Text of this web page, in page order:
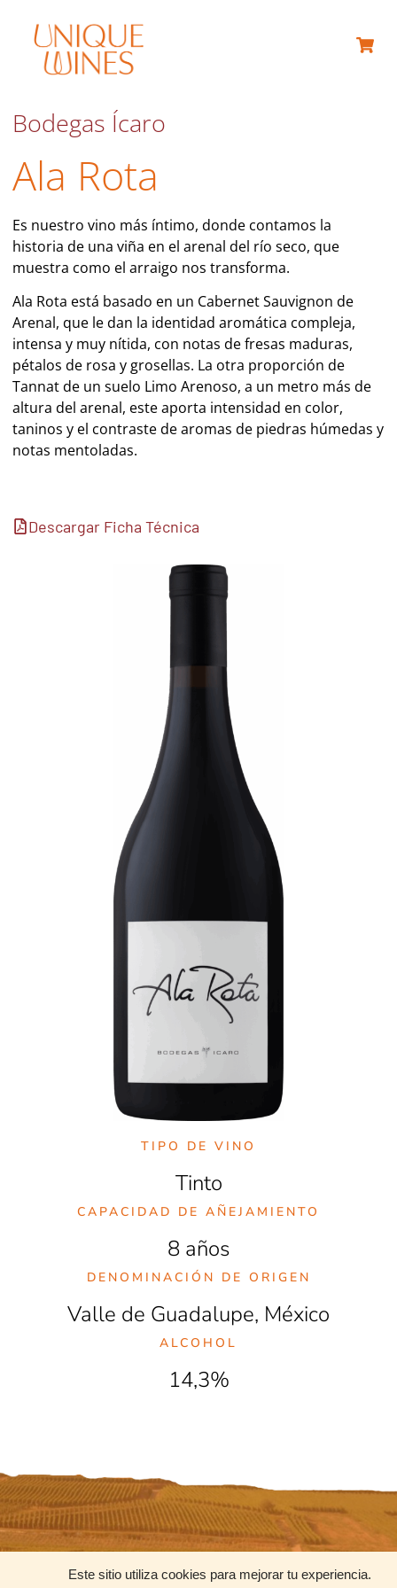
Este sitio utiliza cookies para mejorar tu experiencia.
Bodegas Ícaro
Ala Rota
Es nuestro vino más íntimo, donde contamos la
historia de una viña en el arenal del río seco, que
muestra como el arraigo nos transforma.
Ala Rota está basado en un Cabernet Sauvignon de
Arenal, que le dan la identidad aromática compleja,
intensa y muy nítida, con notas de fresas maduras,
pétalos de rosa y grosellas. La otra proporción de
Tannat de un suelo Limo Arenoso, a un metro más de
altura del arenal, este aporta intensidad en color,
taninos y el contraste de aromas de piedras húmedas y
notas mentoladas.
Descargar Ficha Técnica
TIPO DE VINO
Tinto
CAPACIDAD DE AÑEJAMIENTO
8 años
DENOMINACIÓN DE ORIGEN
Valle de Guadalupe, México
ALCOHOL
14,3%
CONTACTO REDES SOCIALES